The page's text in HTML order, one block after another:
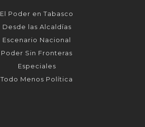
El Poder en Tabasco
Desde las Alcaldías
Escenario Nacional
Poder Sin Fronteras
Especiales
Todo Menos Política